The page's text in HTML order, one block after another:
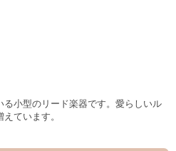
る小型のリード楽器です。愛らしいル
ています。